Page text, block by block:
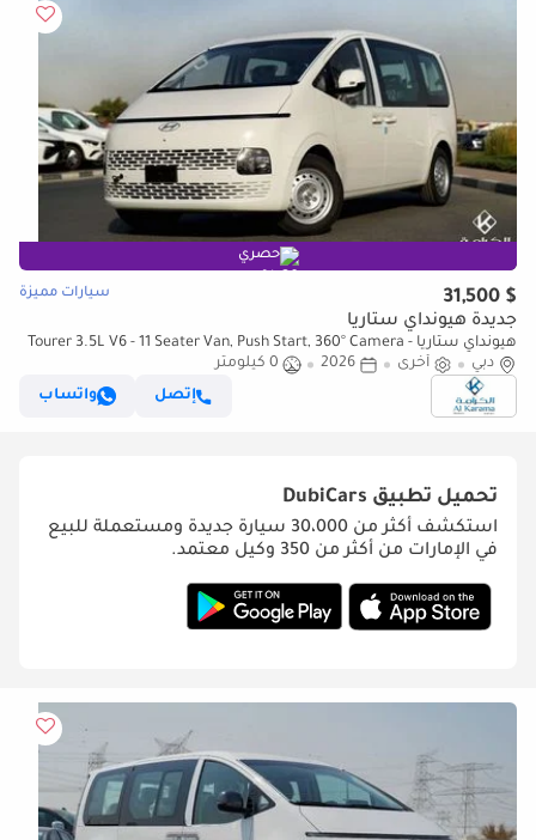
حصري
$ 31,500 سيارات مميزة
جديدة هيونداي ستاريا
هيونداي ستاريا Tourer 3.5L V6 - 11 Seater Van, Push Start, 360° Camera -
Automatic Transmission
دبي أخرى 2026
0 كيلومتر
إتصل
واتساب
تحميل تطبيق DubiCars
استكشف أكثر من 30،000 سيارة جديدة ومستعملة للبيع
في الإمارات من أكثر من 350 وكيل معتمد.